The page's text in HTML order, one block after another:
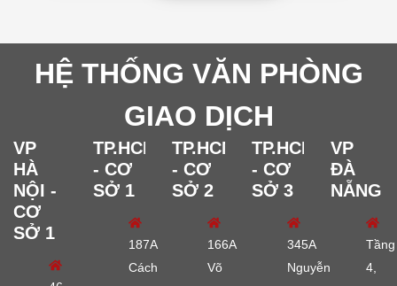
HỆ THỐNG VĂN PHÒNG
GIAO DỊCH
VP
HÀ
NỘI -
CƠ
SỞ 1
TP.HCM
- CƠ
SỞ 1
187A
Cách
TP.HCM
- CƠ
SỞ 2
166A
Võ
TP.HCM
- CƠ
SỞ 3
345A
Nguyễn
VP
ĐÀ
NẴNG
Tầng
4,